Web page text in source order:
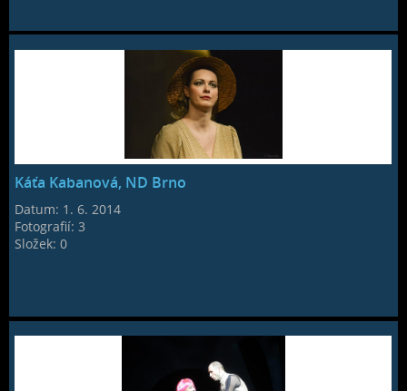
Káťa Kabanová, ND Brno
Datum: 1. 6. 2014
Fotografií:3
Složek:0